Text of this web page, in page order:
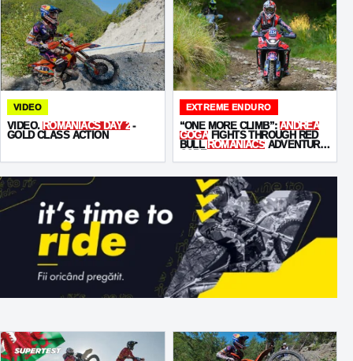
VIDEO
VIDEO. ROMANIACS DAY 2 -
GOLD CLASS ACTION
EXTREME ENDURO
“ONE MORE CLIMB”: ANDREA
GOGA FIGHTS THROUGH RED
BULL ROMANIACS ADVENTURE